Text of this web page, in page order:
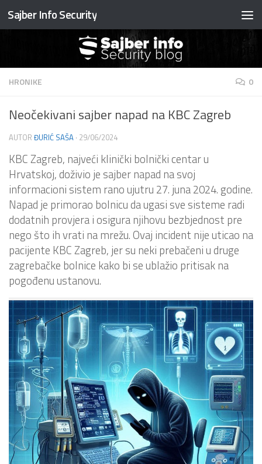
Preskočite na sadržaj
Sajber Info Security
HRONIKE 0
Neočekivani sajber napad na KBC Zagreb
AUTOR ĐURIĆ SAŠA · 29/06/2024
KBC Zagreb, najveći klinički bolnički centar u
Hrvatskoj, doživio je sajber napad na svoj
informacioni sistem rano ujutru 27. juna 2024. godine.
Napad je primorao bolnicu da ugasi sve sisteme radi
dodatnih provjera i osigura njihovu bezbjednost pre
nego što ih vrati na mrežu. Ovaj incident nije uticao na
pacijente KBC Zagreb, jer su neki prebačeni u druge
zagrebačke bolnice kako bi se ublažio pritisak na
pogođenu ustanovu.